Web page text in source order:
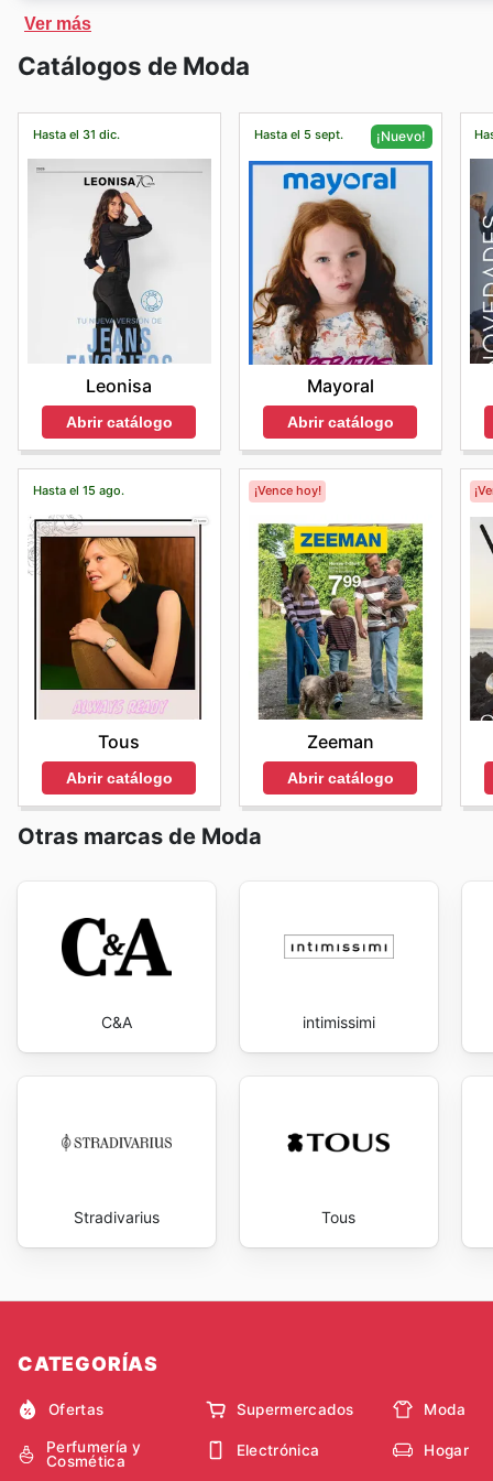
Purificación García
Ver más
Catálogos de Moda
Hasta el 31 dic.
Leonisa
Abrir catálogo
Hasta el 5 sept. ¡Nuevo!
Mayoral
Abrir catálogo
Hasta el 15 ago.
Tous
Abrir catálogo
¡Vence hoy!
Zeeman
Abrir catálogo
Otras marcas de Moda
C&A intimissimi
Stradivarius Tous
CATEGORÍAS
Ofertas Supermercados Moda
Perfumería y
Cosmética
Electrónica Hogar